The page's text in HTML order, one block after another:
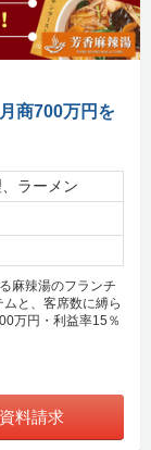
商700万円を
ラーメン
麻辣湯のフランチ
と、客席数に縛ら
万円・利益率15％
資料請求